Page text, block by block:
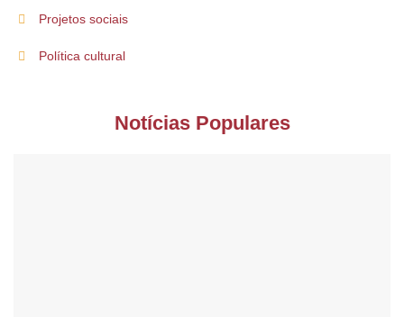
Projetos sociais
Política cultural
Notícias Populares